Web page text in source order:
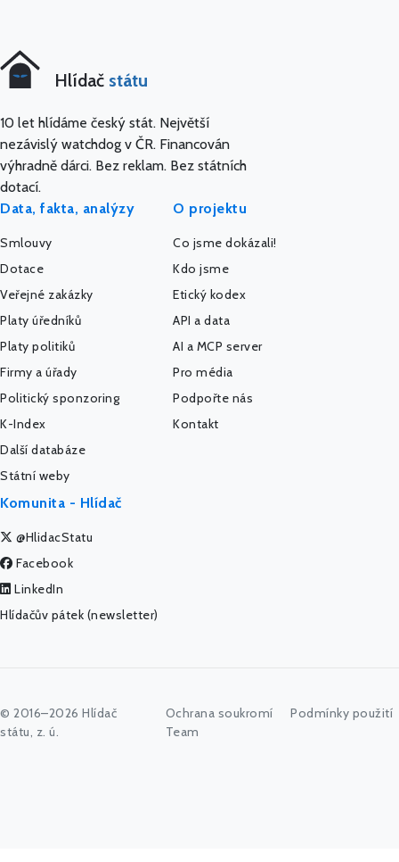
Hlídač státu
10 let hlídáme český stát. Největší
nezávislý watchdog v ČR. Financován
výhradně dárci. Bez reklam. Bez státních
dotací.
Data, fakta, analýzy
Smlouvy
Dotace
Veřejné zakázky
Platy úředníků
Platy politiků
Firmy a úřady
Politický sponzoring
K-Index
Další databáze
Státní weby
O projektu
Co jsme dokázali!
Kdo jsme
Etický kodex
API a data
AI a MCP server
Pro média
Podpořte nás
Kontakt
Komunita - Hlídač
@HlidacStatu
Facebook
LinkedIn
Hlídačův pátek (newsletter)
© 2016–2026 Hlídač
státu, z. ú.
Ochrana soukromí
Podmínky použití
Team